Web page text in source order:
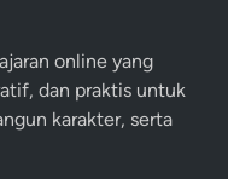
online yang
dan praktis untuk
karakter, serta